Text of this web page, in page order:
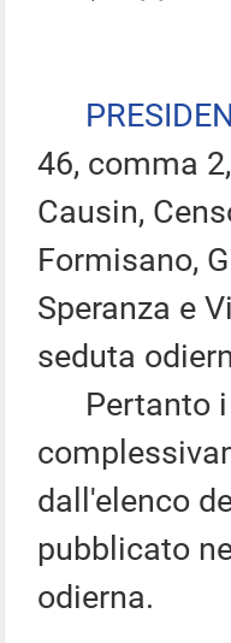
46, comma
Causin,
Formisano,
Speranza e
seduta
Pertanto i
dall'elenco
pubblicato
odierna.